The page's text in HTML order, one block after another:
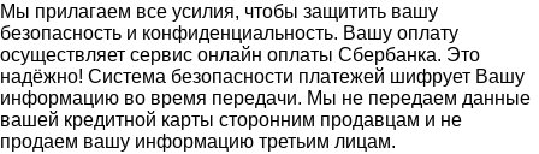
Мы прилагаем все усилия, чтобы защитить вашу
безопасность и конфиденциальность. Вашу оплату
осуществляет сервис онлайн оплаты Сбербанка. Это
надёжно! Система безопасности платежей шифрует Вашу
информацию во время передачи. Мы не передаем данные
вашей кредитной карты сторонним продавцам и не
продаем вашу информацию третьим лицам.